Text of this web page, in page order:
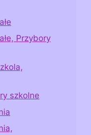
Przybory
szkolne